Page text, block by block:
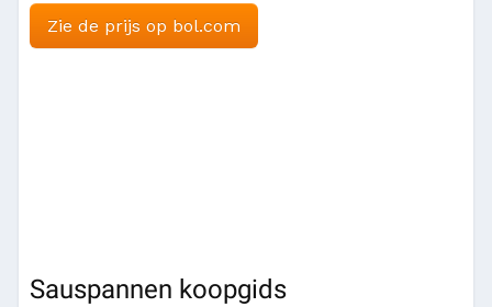
Zie de prijs op bol.com
Sauspannen koopgids